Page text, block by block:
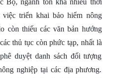
triển khai bảo hiểm nông
còn thiếu các văn bản hướng
thủ tục còn phức tạp, nhất là
duyệt danh sách đối tượng
nghiệp tại các địa phương.